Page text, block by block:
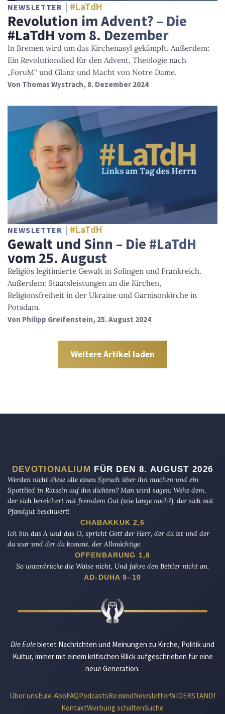
NEWSLETTER #LaTdH
Revolution im Advent? – Die
#LaTdH vom 8. Dezember
In Bremen wird um das Kirchenasyl gekämpft. Außerdem:
Ein Revolutionslied für den Advent, Theologie nach
„ForuM“ und Glanz und Macht von Notre Dame.
Von Thomas Wystrach, 8. Dezember 2024
NEWSLETTER #LaTdH
Gewalt und Sinn – Die #LaTdH
vom 25. August
Religiös legitimierte Gewalt in Solingen und Frankreich.
Außerdem: Staatsleistungen an die Kirchen,
Religionsfreiheit in der Ukraine und Garnisonkirche in
Potsdam.
Von Philipp Greifenstein, 25. August 2024
Weitere Artikel laden
DEVOTIONALIUM FÜR DEN 8. AUGUST 2026
Werden nicht diese alle einen Spruch über ihn machen und ein
Spottlied in Rätseln auf ihn dichten? Man wird sagen: Wehe dem,
der sich bereichert mit fremdem Gut (wie lange noch?), der sich mit
Pfandgut beschwert!
CHABAKKUK 2,6
Ich bin das A und das O, spricht Gott der Herr, der da ist und der
da war und der da kommt, der Allmächtige.
OFFENBARUNG 1,8
So unterdrücke die Waise nicht, Und fahre den Bettler nicht an.
AD-DUHA 9–10
Die Eulebietet Nachrichten und Meinungen zu Kirche, Politik und
Kultur, immer mit einem kritischen Blick aufgeschrieben für eine
neue Generation.
Über unsEule-AboFAQPodcastsRe:mindNewsletterWIDERSTAND!
KontaktWerbung schaltenSuche